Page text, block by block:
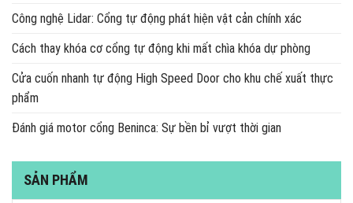
Công nghệ Lidar: Cổng tự động phát hiện vật cản chính xác
Cách thay khóa cơ cổng tự động khi mất chìa khóa dự phòng
Cửa cuốn nhanh tự động High Speed Door cho khu chế xuất thực
phẩm
Đánh giá motor cổng Beninca: Sự bền bỉ vượt thời gian
SẢN PHẨM